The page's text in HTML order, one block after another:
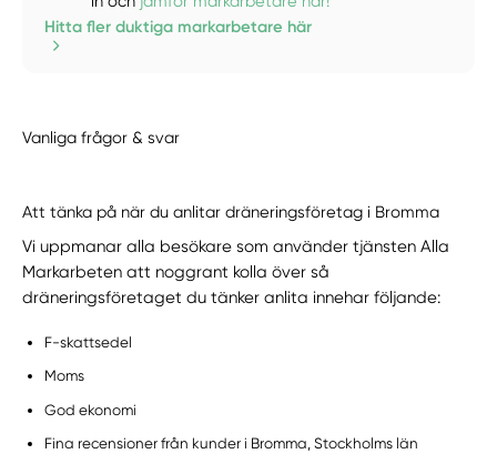
Hitta fler duktiga markarbetare här
Vanliga frågor & svar
Att tänka på när du anlitar dräneringsföretag i Bromma
Vi uppmanar alla besökare som använder tjänsten Alla
Markarbeten att noggrant kolla över så
dräneringsföretaget du tänker anlita innehar följande:
F-skattsedel
Moms
God ekonomi
Fina recensioner från kunder i Bromma, Stockholms län